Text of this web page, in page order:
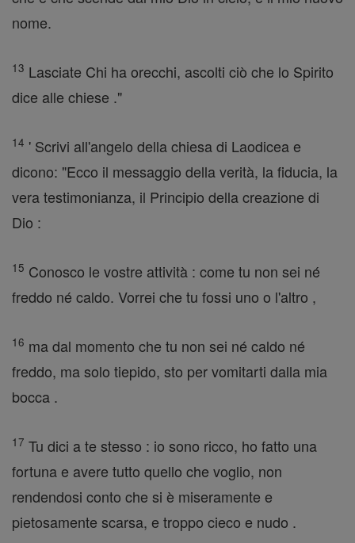
nome.
13 Lasciate Chi ha orecchi, ascolti ciò che lo Spirito
dice alle chiese ."
14 ' Scrivi all'angelo della chiesa di Laodicea e
dicono: "Ecco il messaggio della verità, la fiducia, la
vera testimonianza, il Principio della creazione di
Dio :
15 Conosco le vostre attività : come tu non sei né
freddo né caldo. Vorrei che tu fossi uno o l'altro ,
16 ma dal momento che tu non sei né caldo né
freddo, ma solo tiepido, sto per vomitarti dalla mia
bocca .
17 Tu dici a te stesso : io sono ricco, ho fatto una
fortuna e avere tutto quello che voglio, non
rendendosi conto che si è miseramente e
pietosamente scarsa, e troppo cieco e nudo .